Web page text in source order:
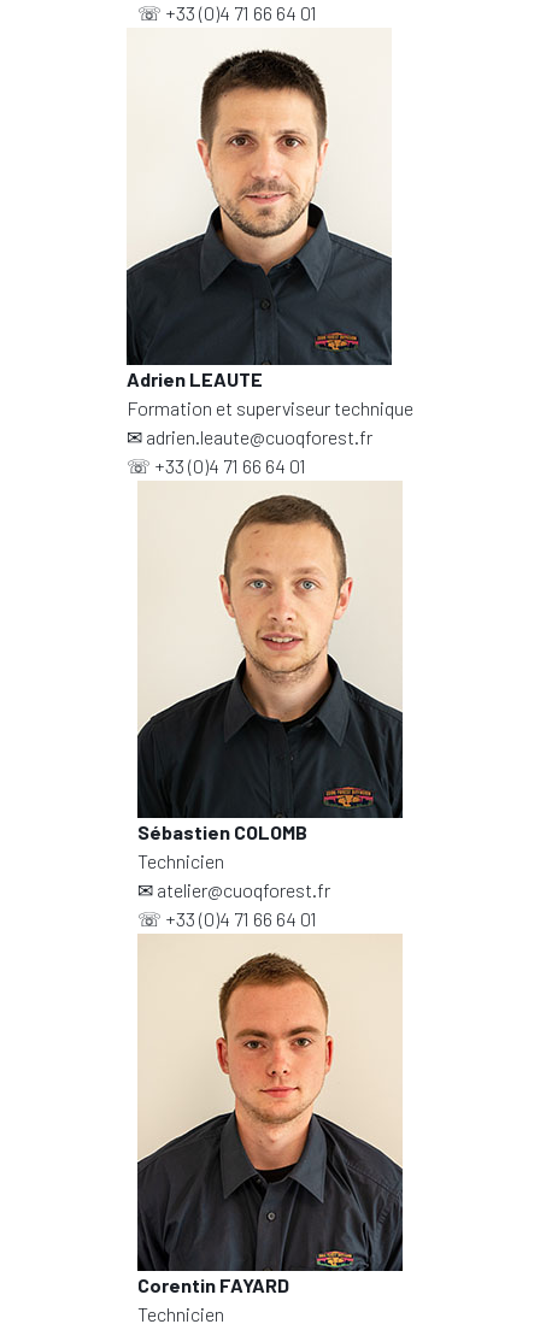
☏ +33 (0)4 71 66 64 01
Adrien LEAUTE
Formation et superviseur technique
✉ adrien.leaute@cuoqforest.fr
☏ +33 (0)4 71 66 64 01
Sébastien COLOMB
Technicien
✉ atelier@cuoqforest.fr
☏ +33 (0)4 71 66 64 01
Corentin FAYARD
Technicien